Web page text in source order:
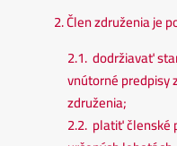
2. Člen združenia je
2.1. dodržiavať
vnútorné predpisy
združenia;
2.2. platiť členské